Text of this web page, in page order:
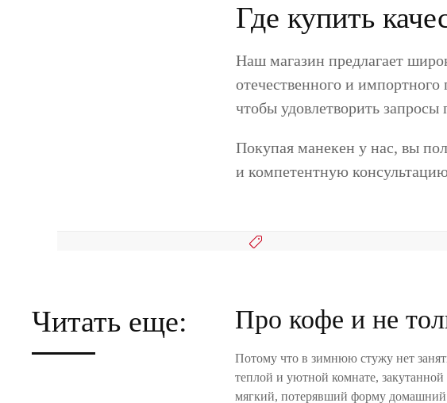
Где купить
Наш магазин предлагает
отечественного и
чтобы удовлетворить
Покупая манекен у нас, вы
и компетентную
Читать еще: Про кофе и не
Потому что в зимнюю стужу нет
теплой и уютной комнате,
мягкий, потерявший форму домашний